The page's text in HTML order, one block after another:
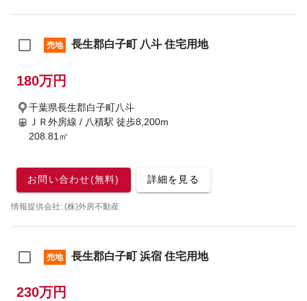
売地 長生郡白子町 八斗 住宅用地
180万円
千葉県長生郡白子町八斗
ＪＲ外房線 / 八積駅 徒歩8,200m
208.81㎡
お問い合わせ(無料) 詳細を見る
情報提供会社: (株)外房不動産
売地 長生郡白子町 浜宿 住宅用地
230万円